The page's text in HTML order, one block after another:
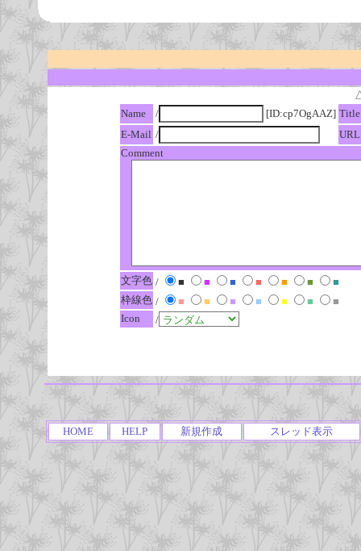
Name
/ [ID:cp7OgAAZ] Title
E-Mail /
URL
Comment
文字色 / ■ ■ ■ ■ ■ ■
■
枠線色 / ■ ■ ■ ■ ■ ■
■
Icon
/
HOME HELP 新規作成 スレッド表示